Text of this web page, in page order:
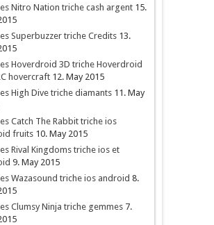
Nitro Nation triche cash argent 15.
Superbuzzer triche Credits 13.
Hoverdroid 3D triche Hoverdroid
hovercraft 12. May 2015
High Dive triche diamants 11. May
Catch The Rabbit triche ios
fruits 10. May 2015
Rival Kingdoms triche ios et
9. May 2015
Wazasound triche ios android 8.
Clumsy Ninja triche gemmes 7.